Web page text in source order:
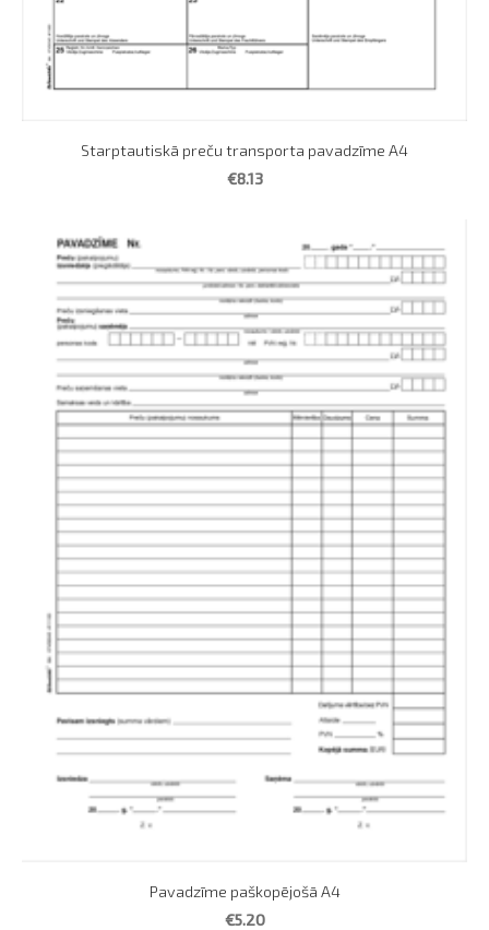
Starptautiskā preču transporta pavadzīme A4
€8.13
Pavadzīme paškopējošā A4
€5.20